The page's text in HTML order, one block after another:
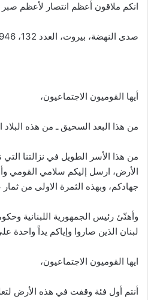
انكم ملاقون أعظم انتصار لأعظم صبر
صدى النهضة، بيروت، العدد 132، 02/09/1946
أيها القوميون الاجتماعيون،
من هذا البعد السحيق ـ من هذه البلاد
من هذا الأسر الطويل في نزالتنا
الأرض، ارسل إليكم سلامي القومي
جهادكم، وبهذه الثمرة الاولى من
وأهنّئ رئيس الجمهورية اللبنانية
لبنان الذين صاروا وإياكم يداً واحدة
ايها القوميون الاجتماعيون،
أنتم أول فئة وقفت في هذه الأرض